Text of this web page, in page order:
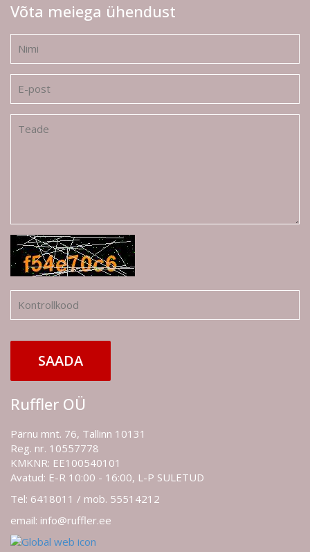
Võta meiega ühendust
SAADA
Ruffler OÜ
Pärnu mnt. 76, Tallinn 10131
Reg. nr. 10557778
KMKNR: EE100540101
Avatud: E-R 10:00 - 16:00, L-P SULETUD
Tel: 6418011 / mob. 55514212
email: info@ruffler.ee